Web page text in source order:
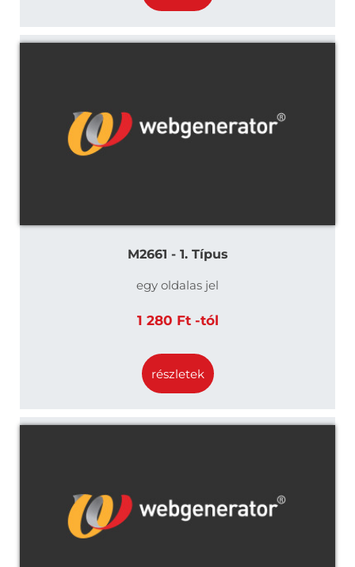
M2661 - 1. Típus
egy oldalas jel
1 280 Ft -tól
részletek